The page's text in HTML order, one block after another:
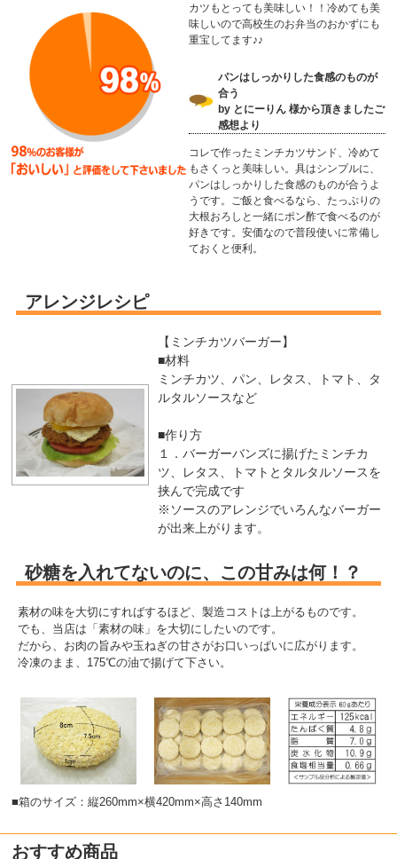
カツもとっても美味しい！！冷めても美
味しいので高校生のお弁当のおかずにも
重宝してます♪♪
パンはしっかりした食感のものが
合う
by とにーりん 様から頂きましたご
感想より
コレで作ったミンチカツサンド、冷めて
もさくっと美味しい。具はシンプルに、
パンはしっかりした食感のものが合うよ
うです。ご飯と食べるなら、たっぷりの
大根おろしと一緒にポン酢で食べるのが
好きです。安価なので普段使いに常備し
ておくと便利。
アレンジレシピ
【ミンチカツバーガー】
■材料
ミンチカツ、パン、レタス、トマト、タ
ルタルソースなど
■作り方
１．バーガーバンズに揚げたミンチカ
ツ、レタス、トマトとタルタルソースを
挟んで完成です
※ソースのアレンジでいろんなバーガー
が出来上がります。
砂糖を入れてないのに、この甘みは何！？
素材の味を大切にすればするほど、製造コストは上がるものです。
でも、当店は「素材の味」を大切にしたいのです。
だから、お肉の旨みや玉ねぎの甘さがお口いっぱいに広がります。
冷凍のまま、175℃の油で揚げて下さい。
■箱のサイズ：縦260mm×横420mm×高さ140mm
おすすめ商品